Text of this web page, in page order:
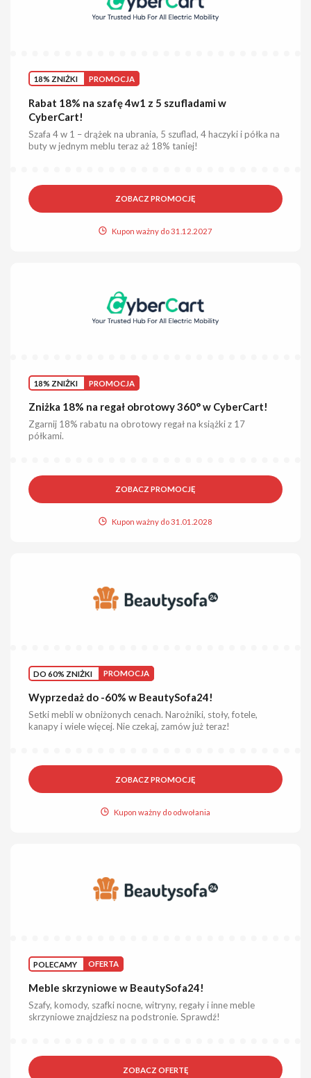
18% ZNIŻKI PROMOCJA
Rabat 18% na szafę 4w1 z 5 szufladami w
CyberCart!
Szafa 4 w 1 – drążek na ubrania, 5 szuflad, 4 haczyki i półka na
buty w jednym meblu teraz aż 18% taniej!
ZOBACZ PROMOCJĘ
Kupon ważny do 31.12.2027
18% ZNIŻKI PROMOCJA
Zniżka 18% na regał obrotowy 360° w CyberCart!
Zgarnij 18% rabatu na obrotowy regał na książki z 17
półkami.
ZOBACZ PROMOCJĘ
Kupon ważny do 31.01.2028
DO 60% ZNIŻKI PROMOCJA
Wyprzedaż do -60% w BeautySofa24!
Setki mebli w obniżonych cenach. Narożniki, stoły, fotele,
kanapy i wiele więcej. Nie czekaj, zamów już teraz!
ZOBACZ PROMOCJĘ
Kupon ważny do odwołania
POLECAMY OFERTA
Meble skrzyniowe w BeautySofa24!
Szafy, komody, szafki nocne, witryny, regały i inne meble
skrzyniowe znajdziesz na podstronie. Sprawdź!
ZOBACZ OFERTĘ